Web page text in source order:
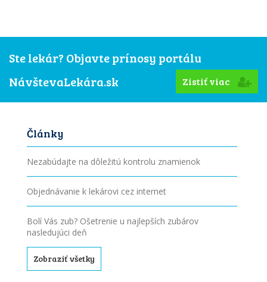
Ste lekár? Objavte prínosy portálu
NávštevaLekára.sk
Zistiť viac
Články
Nezabúdajte na dôležitú kontrolu znamienok
Objednávanie k lekárovi cez internet
Bolí Vás zub? Ošetrenie u najlepších zubárov
nasledujúci deň
Zobraziť všetky